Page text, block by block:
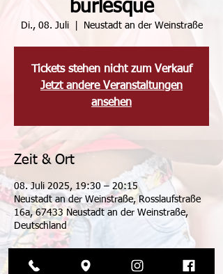
burlesque
Di., 08. Juli
  |
Neustadt an der Weinstraße
Tickets stehen nicht zum Verkauf
Jetzt andere Veranstaltungen
ansehen
Zeit & Ort
08. Juli 2025, 19:30 – 20:15
Neustadt an der Weinstraße, Rosslaufstraße
16a, 67433 Neustadt an der Weinstraße,
Deutschland